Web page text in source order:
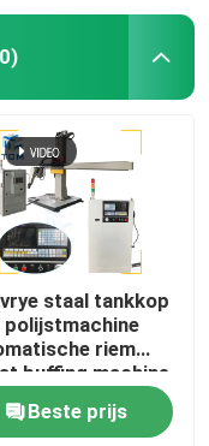
staal tankkop
polijstmachine
riem
buffing machine
Beste prijs